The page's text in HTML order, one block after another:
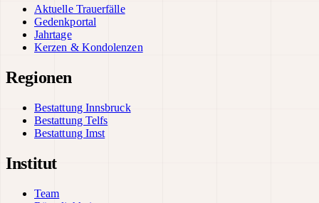
Aktuelle Trauerfälle
Gedenkportal
Jahrtage
Kerzen & Kondolenzen
Regionen
Bestattung Innsbruck
Bestattung Telfs
Bestattung Imst
Institut
Team